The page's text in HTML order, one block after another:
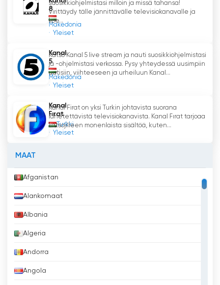
kansallista yhteenkuuluvuuden tunnetta, antaa
meille mahdollisuuden pitää yhteyttä
unkarilaiseen kulttuuriin ja kieleen ja antaa meille
suorien lähetysten kautta.
Duna World Katso suoratoisto nyt
verkossa
8
Makedonia
Yleiset
suosikkiohjelmistasi milloin ja missä tahansa!
Virittäydy tälle jännittävälle televisiokanavalle ja
koe...
Kanal
5
Makedonia
Yleiset
Katso Kanal 5 live stream ja nauti suosikkiohjelmistasi
ja -ohjelmistasi verkossa. Pysy yhteydessä uusimpiin
uutisiin, viihteeseen ja urheiluun Kanal...
Kanal
Fırat
Turkki
Yleiset
Kanal Firat on yksi Turkin johtavista suorana
lähetettävistä televisiokanavista. Kanal Fırat tarjoaa
katsojilleen monenlaista sisältöä, kuten...
MAAT
Afganistan
Alankomaat
Albania
Algeria
Andorra
Angola